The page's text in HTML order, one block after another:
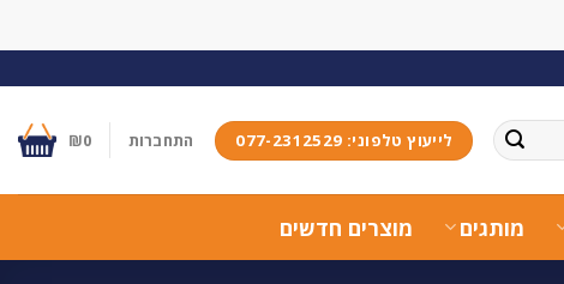
לייעוץ טלפוני: 077-2312529 התחברות ₪0
מותגים מוצרים חדשים